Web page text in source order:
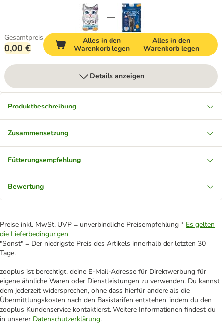
Gesamtpreis
0,00 €
Alles in den
Warenkorb legen
Alles in den
Warenkorb legen
Details anzeigen
Produktbeschreibung
Zusammensetzung
Fütterungsempfehlung
Bewertung
Preise inkl. MwSt. UVP = unverbindliche Preisempfehlung * Es gelten
die Lieferbedingungen
"Sonst" = Der niedrigste Preis des Artikels innerhalb der letzten 30
Tage.
zooplus ist berechtigt, deine E-Mail-Adresse für Direktwerbung für
eigene ähnliche Waren oder Dienstleistungen zu verwenden. Du kannst
dem jederzeit widersprechen, ohne dass hierfür andere als die
Übermittlungskosten nach den Basistarifen entstehen, indem du den
zooplus Kundenservice kontaktierst. Weitere Informationen findest du
in unserer Datenschutzerklärung.